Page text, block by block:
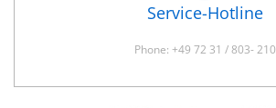
Service-Hotline
Phone: +49 72 31 / 803- 210